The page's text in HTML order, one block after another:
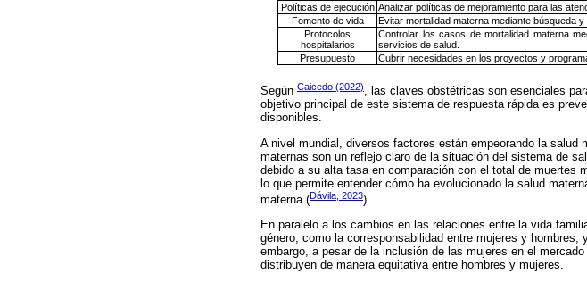
Políticas de ejecución Analizar políticas de mejoramiento para las
Fomento de vida
Evitar mortalidad materna mediante búsqueda
Protocolos
hospitalarios
Controlar los casos de mortalidad materna
servicios de salud.
Presupuesto
Cubrir necesidades en los proyectos y
Según Caicedo (2022), las claves obstétricas son esenciales
objetivo principal de este sistema de respuesta rápida es
disponibles.
A nivel mundial, diversos factores están empeorando la
maternas son un reflejo claro de la situación del sistema de
debido a su alta tasa en comparación con el total de muertes
lo que permite entender cómo ha evolucionado la salud
materna (Dávila, 2023).
En paralelo a los cambios en las relaciones entre la vida
género, como la corresponsabilidad entre mujeres y
embargo, a pesar de la inclusión de las mujeres en el
distribuyen de manera equitativa entre hombres y mujeres.